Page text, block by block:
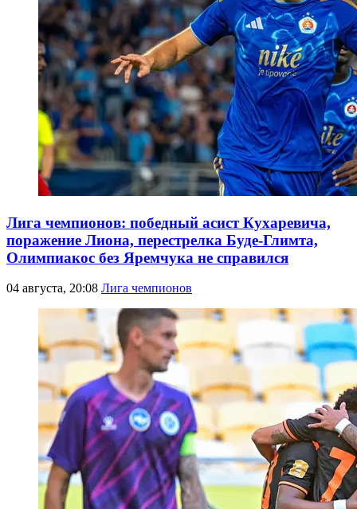
Лига чемпионов: победный асист Кухаревича,
поражение Лиона, перестрелка Буде-Глимта,
Олимпиакос без Яремчука не справился
04 августа, 20:08 Лига чемпионов